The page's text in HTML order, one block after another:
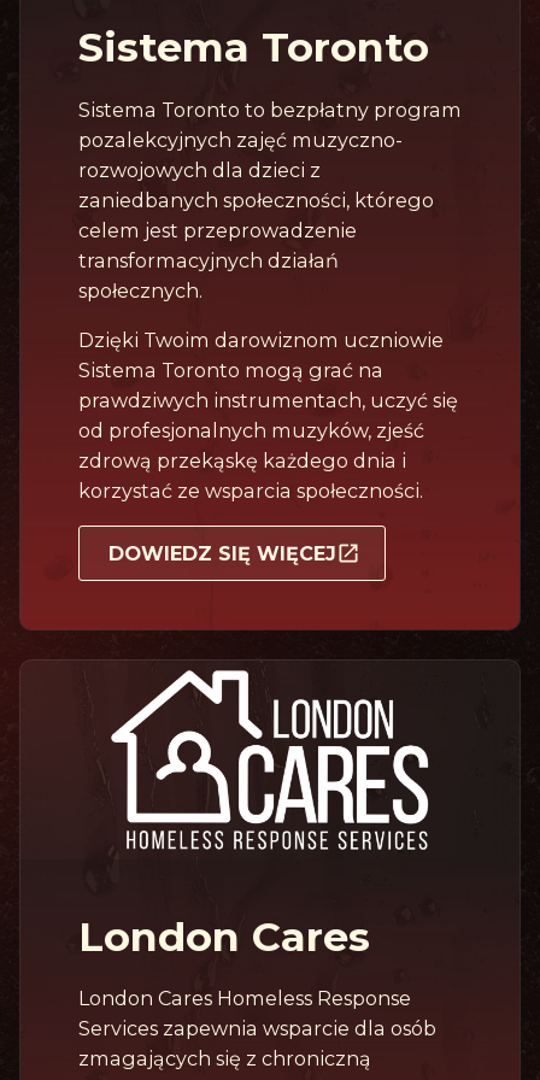
Sistema Toronto
Sistema Toronto to bezpłatny program
pozalekcyjnych zajęć muzyczno-
rozwojowych dla dzieci z
zaniedbanych społeczności, którego
celem jest przeprowadzenie
transformacyjnych działań
społecznych.
Dzięki Twoim darowiznom uczniowie
Sistema Toronto mogą grać na
prawdziwych instrumentach, uczyć się
od profesjonalnych muzyków, zjeść
zdrową przekąskę każdego dnia i
korzystać ze wsparcia społeczności.
DOWIEDZ SIĘ WIĘCEJ
London Cares
London Cares Homeless Response
Services zapewnia wsparcie dla osób
zmagających się z chroniczną